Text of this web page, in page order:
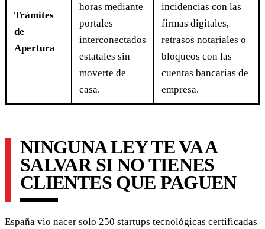
Trámites
de
Apertura
horas mediante
portales
interconectados
estatales sin
moverte de
casa.
incidencias con las
firmas digitales,
retrasos notariales o
bloqueos con las
cuentas bancarias de
empresa.
NINGUNA LEY TE VA A
SALVAR SI NO TIENES
CLIENTES QUE PAGUEN
España vio nacer solo 250 startups tecnológicas certificadas